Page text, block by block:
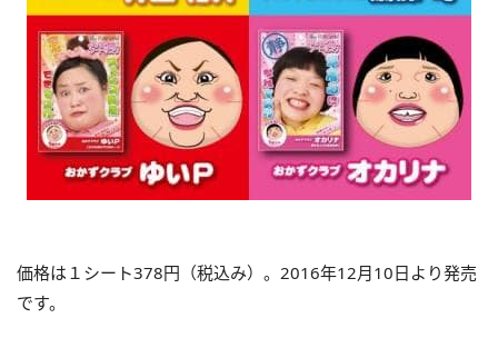
価格は１シート378円（税込み）。2016年12月10日より発売
です。